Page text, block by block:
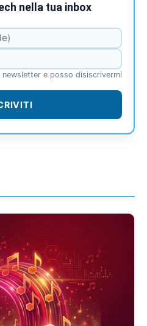
nella tua inbox
e posso disiscrivermi